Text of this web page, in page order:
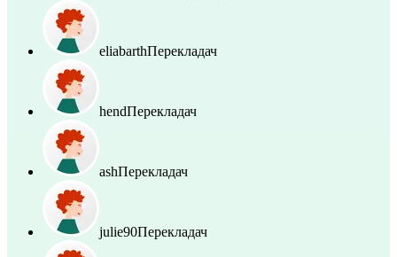
eliabarthПерекладач
hendПерекладач
ashПерекладач
julie90Перекладач